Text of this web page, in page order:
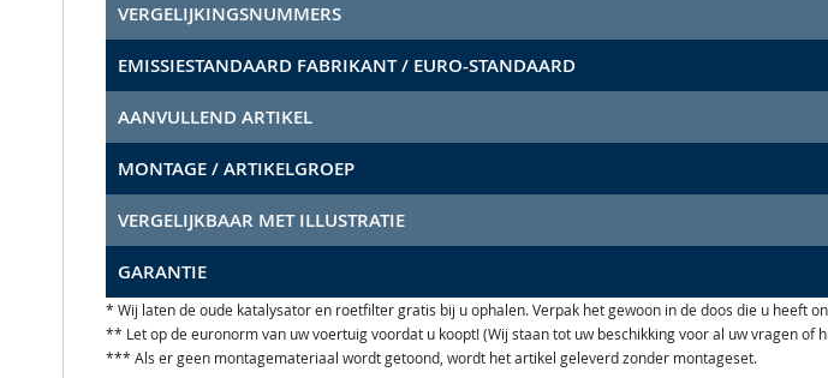
VERGELIJKINGSNUMMERS
EMISSIESTANDAARD FABRIKANT / EURO-STANDAARD
AANVULLEND ARTIKEL
MONTAGE / ARTIKELGROEP
VERGELIJKBAAR MET ILLUSTRATIE
GARANTIE
* Wij laten de oude katalysator en roetfilter gratis bij u ophalen. Verpak het gewoon in de doos die u heeft
** Let op de euronorm van uw voertuig voordat u koopt! (Wij staan tot uw beschikking voor al uw vragen of
*** Als er geen montagemateriaal wordt getoond, wordt het artikel geleverd zonder montageset.